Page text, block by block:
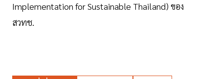
Implementation for Sustainable Thailand) ของ
สวทช.